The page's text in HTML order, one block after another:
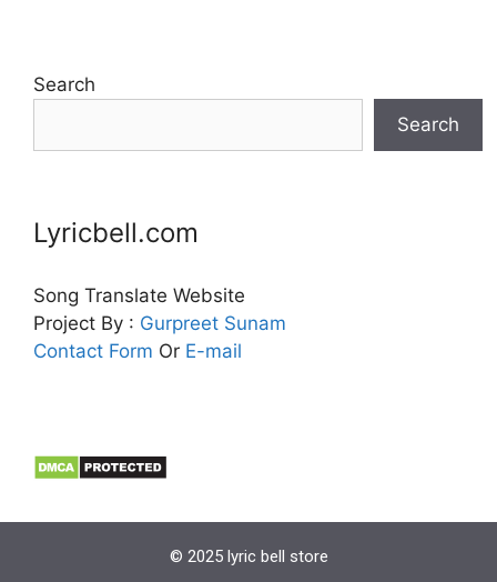
Search
Search
Lyricbell.com
Song Translate Website
Project By : Gurpreet Sunam
Contact Form Or E-mail
© 2025 lyric bell store